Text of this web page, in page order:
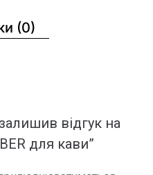
(0)
відгук на
для кави”